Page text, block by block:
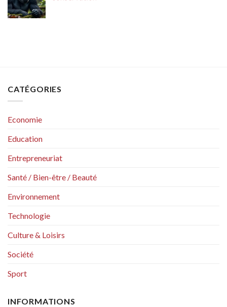
CATÉGORIES
Economie
Education
Entrepreneuriat
Santé / Bien-être / Beauté
Environnement
Technologie
Culture & Loisirs
Société
Sport
INFORMATIONS